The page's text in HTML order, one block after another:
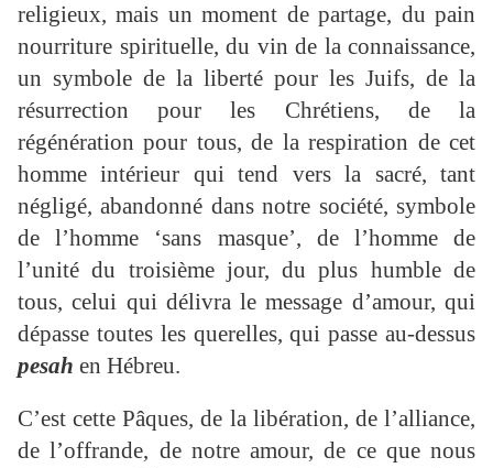
religieux, mais un moment de partage, du pain
nourriture spirituelle, du vin de la connaissance,
un symbole de la liberté pour les Juifs, de la
résurrection pour les Chrétiens, de la
régénération pour tous, de la respiration de cet
homme intérieur qui tend vers la sacré, tant
négligé, abandonné dans notre société, symbole
de l’homme ‘sans masque’, de l’homme de
l’unité du troisième jour, du plus humble de
tous, celui qui délivra le message d’amour, qui
dépasse toutes les querelles, qui passe au-dessus
pesah en Hébreu.
C’est cette Pâques, de la libération, de l’alliance,
de l’offrande, de notre amour, de ce que nous